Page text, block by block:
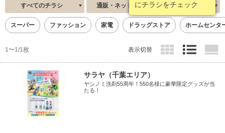
にチラシをチェック
すべてのチラシ 通販・ネットショップ 新着順
スーパー ファッション 家電 ドラッグストア ホームセンタ
1〜1/1枚 表示切替
サラヤ（千葉エリア）
ヤシノミ洗剤55周年！550名様に豪華限定グッズが当
たる！